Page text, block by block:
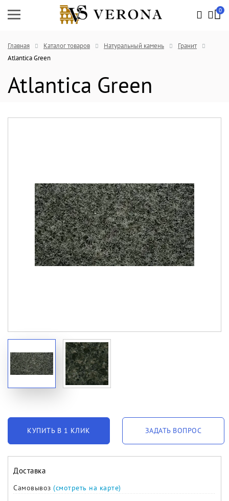
0
Главная Каталог товаров Натуральный камень
Гранит
Atlantica Green
Atlantica Green
КУПИТЬ В 1 КЛИК ЗАДАТЬ ВОПРОС
Доставка
Самовывоз (смотреть на карте)